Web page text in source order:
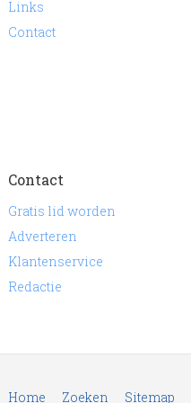
Links
Contact
Contact
Gratis lid worden
Adverteren
Klantenservice
Redactie
Home Zoeken Sitemap